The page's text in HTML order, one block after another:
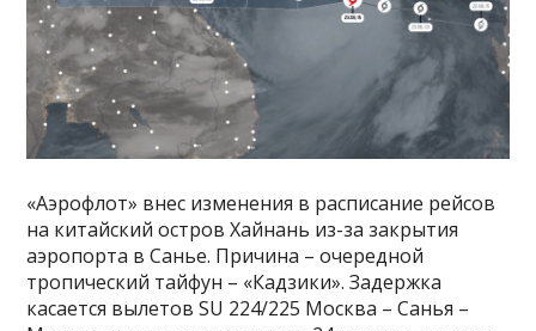
«Аэрофлот» внес изменения в расписание рейсов
на китайский остров Хайнань из-за закрытия
аэропорта в Санье. Причина – очередной
тропический тайфун – «Кадзики». Задержка
касается вылетов SU 224/225 Москва – Санья –